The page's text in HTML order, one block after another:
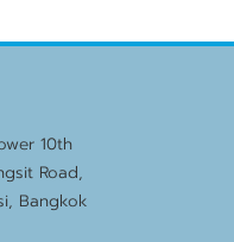
10th
Road,
Bangkok